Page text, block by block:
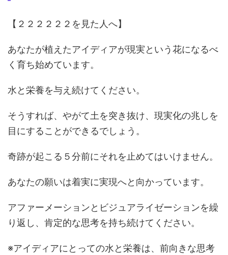
【２２２２２２を見た人へ】
あなたが植えたアイディアが現実という花になるべ
く育ち始めています。
水と栄養を与え続けてください。
そうすれば、やがて土を突き抜け、現実化の兆しを
目にすることができるでしょう。
奇跡が起こる５分前にそれを止めてはいけません。
あなたの願いは着実に実現へと向かっています。
アファーメーションとビジュアライゼーションを繰
り返し、肯定的な思考を持ち続けてください。
※アイディアにとっての水と栄養は、前向きな思考